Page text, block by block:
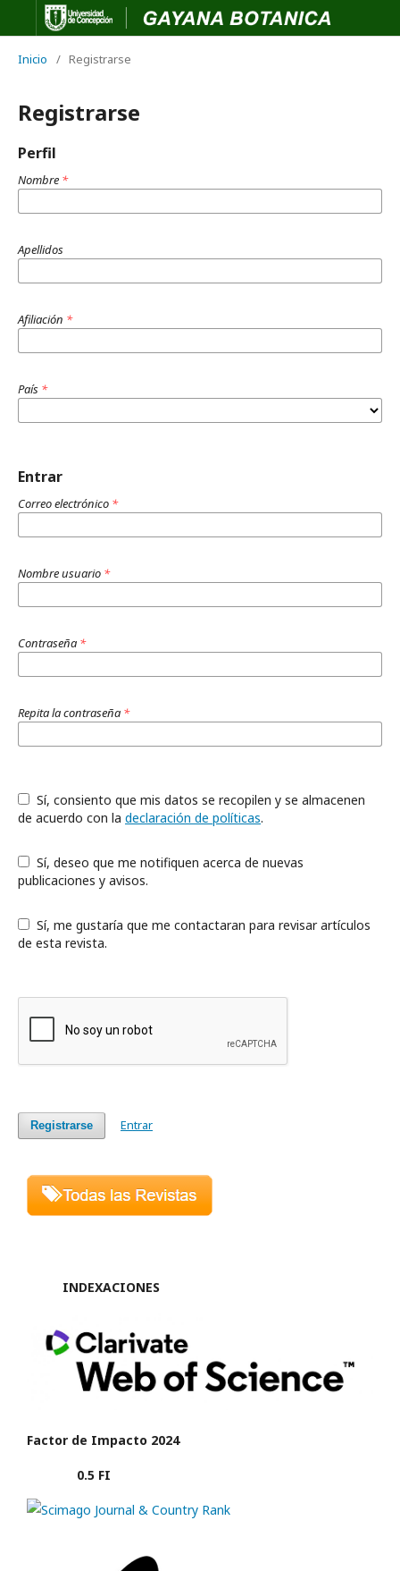
Inicio / Registrarse
Registrarse
Perfil
Nombre *
Apellidos
Afiliación *
País *
Entrar
Correo electrónico *
Nombre usuario *
Contraseña *
Repita la contraseña *
de acuerdo con la declaración de políticas.
publicaciones y avisos.
de esta revista.
Registrarse Entrar
INDEXACIONES
Factor de Impacto 2024
0.5 FI